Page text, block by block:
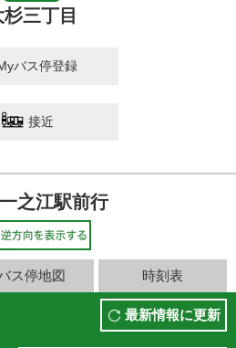
杉三丁目
バス停登録
接近
之江駅前行
ス停地図 時刻表
最新情報に更新